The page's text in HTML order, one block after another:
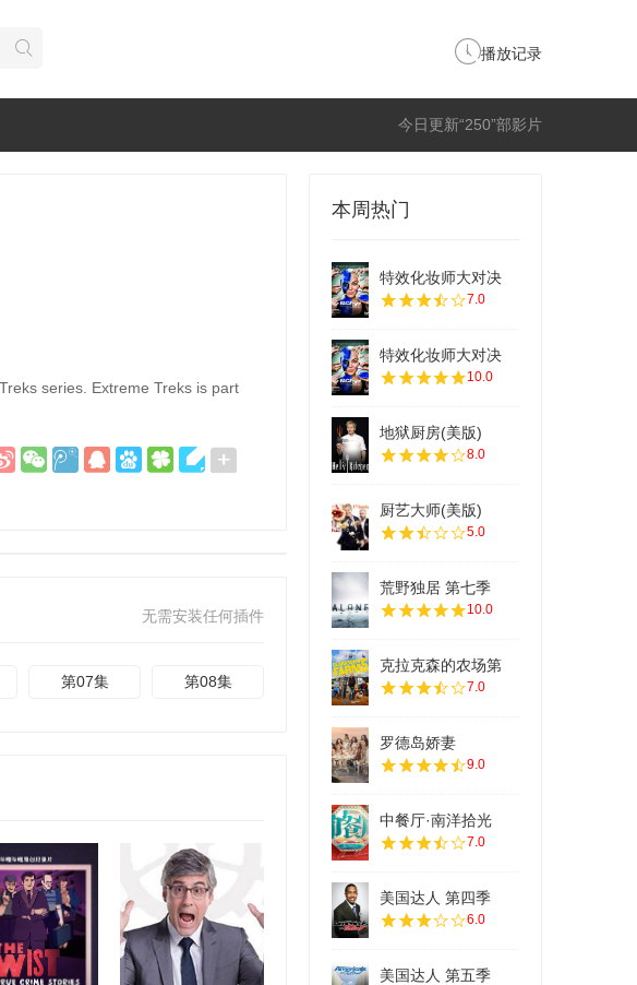
播放记录
今日更新“250”部影片
series. Extreme Treks is part
无需安装任何插件
第07集 第08集
本周热门
特效化妆师大对决
7.0
特效化妆师大对决
10.0
地狱厨房(美版)
8.0
厨艺大师(美版)
5.0
荒野独居 第七季
10.0
克拉克森的农场第
7.0
罗德岛娇妻
9.0
中餐厅·南洋拾光
7.0
美国达人 第四季
6.0
美国达人 第五季